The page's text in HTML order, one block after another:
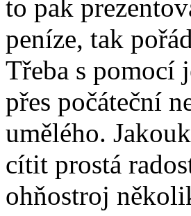
to pak
peníze, tak
Třeba s pomocí
přes počáteční
umělého.
cítit prostá
ohňostroj